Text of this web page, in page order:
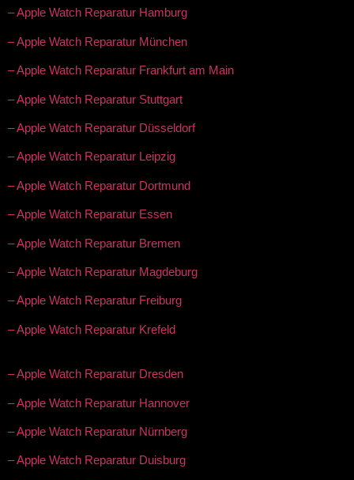
– Apple Watch Reparatur Hamburg
– Apple Watch Reparatur München
– Apple Watch Reparatur Frankfurt am Main
– Apple Watch Reparatur Stuttgart
– Apple Watch Reparatur Düsseldorf
– Apple Watch Reparatur Leipzig
– Apple Watch Reparatur Dortmund
– Apple Watch Reparatur Essen
– Apple Watch Reparatur Bremen
– Apple Watch Reparatur Magdeburg
– Apple Watch Reparatur Freiburg
– Apple Watch Reparatur Krefeld
– Apple Watch Reparatur Dresden
– Apple Watch Reparatur Hannover
– Apple Watch Reparatur Nürnberg
– Apple Watch Reparatur Duisburg